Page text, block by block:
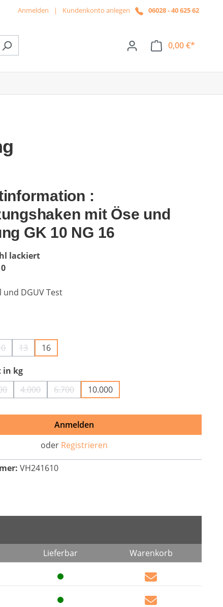
Anmelden | Kundenkonto anlegen 06028 - 40 625 62
0,00 €*
Dropdown der Kategorie News
:
mit Öse und
GK 10 NG 16
lackiert
DGUV Test
ist zurzeit nicht verfügbar.)
ist zurzeit nicht verfügbar.)
(Diese Option ist zurzeit nicht verfügbar.)
13(Diese Option ist zurzeit nicht verfügbar.)
16
in kgauswählen
ist zurzeit nicht verfügbar.)
Option ist zurzeit nicht verfügbar.)
4.000(Diese Option ist zurzeit nicht verfügbar.)
6.700(Diese Option ist zurzeit nicht verfügbar.)
10.000
Anmelden
oder Registrieren
VH241610
Lieferbar Warenkorb